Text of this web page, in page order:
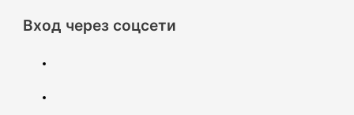
Вход через соцсети